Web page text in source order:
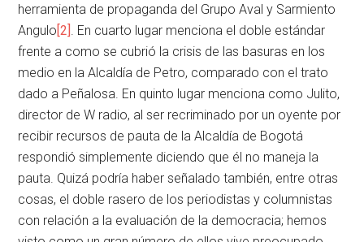
herramienta de propaganda del Grupo Aval y Sarmiento
Angulo[2] . En cuarto lugar menciona el doble estándar
frente a como se cubrió la crisis de las basuras en los
medio en la Alcaldía de Petro, comparado con el trato
dado a Peñalosa. En quinto lugar menciona como Julito,
director de W radio, al ser recriminado por un oyente por
recibir recursos de pauta de la Alcaldía de Bogotá
respondió simplemente diciendo que él no maneja la
pauta. Quizá podría haber señalado también, entre otras
cosas, el doble rasero de los periodistas y columnistas
con relación a la evaluación de la democracia; hemos